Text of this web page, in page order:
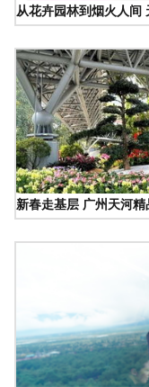
从花卉园林到烟火人间
新春走基层 广州天河